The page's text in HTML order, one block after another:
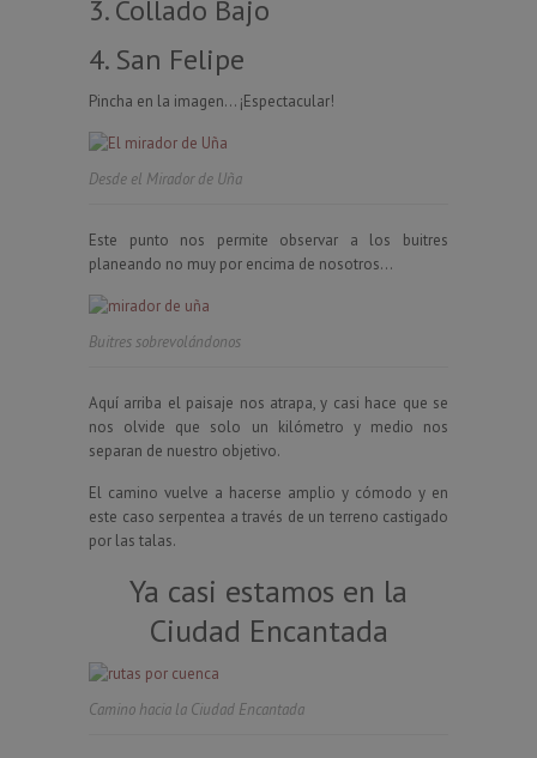
3. Collado Bajo
4. San Felipe
Pincha en la imagen… ¡Espectacular!
Desde el Mirador de Uña
Este punto nos permite observar a los buitres
planeando no muy por encima de nosotros…
Buitres sobrevolándonos
Aquí arriba el paisaje nos atrapa, y casi hace que se
nos olvide que solo un kilómetro y medio nos
separan de nuestro objetivo.
El camino vuelve a hacerse amplio y cómodo y en
este caso serpentea a través de un terreno castigado
por las talas.
Ya casi estamos en la
Ciudad Encantada
Camino hacia la Ciudad Encantada